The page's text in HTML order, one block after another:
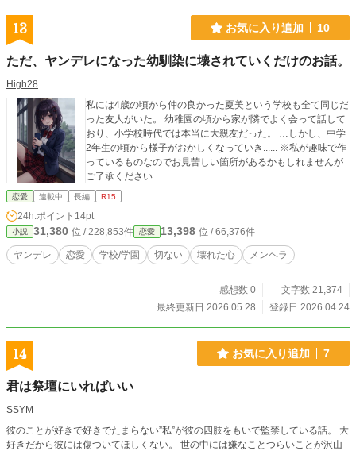
13 お気に入り追加 10
ただ、ヤンデレになった幼馴染に壊されていくだけのお話。
High28
私には4歳の頃から仲の良かった夏美という学校も全て同じだ
った友人がいた。 幼稚園の頃から家が隣でよく会って話して
おり、小学校時代では本当に大親友だった。 …しかし、中学
2年生の頃から様子がおかしくなっていき...... ※私が趣味で作
っているものなのでお見苦しい箇所があるかもしれませんが
ご了承ください
恋愛 連載中 長編 R15
24h.ポイント 14pt
小説 31,380 位 / 228,853件 恋愛 13,398 位 / 66,376件
ヤンデレ 恋愛 学校/学園 切ない 壊れた心 メンヘラ
感想数 0
文字数 21,374
最終更新日 2026.05.28
登録日 2026.04.24
14 お気に入り追加 7
君は祭壇にいればいい
SSYM
彼のことが好きで好きでたまらない”私”が彼の四肢をもいで監禁している話。 大
好きだから彼には傷ついてほしくない。 世の中には嫌なことつらいことが沢山